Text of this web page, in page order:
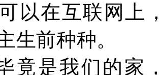
以在互联网上
生前种种。
竟是我们的家